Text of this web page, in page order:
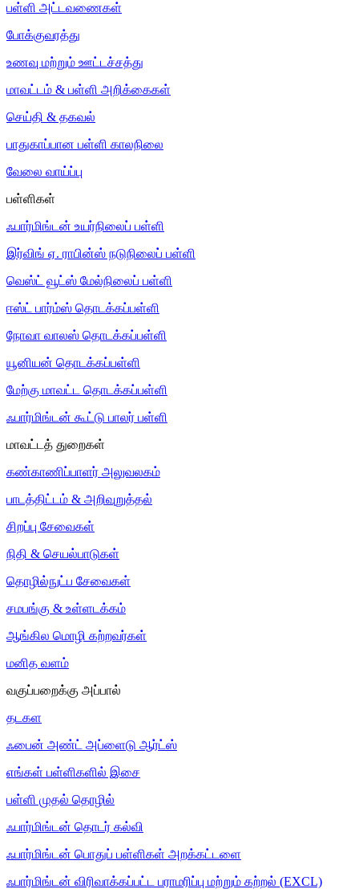
பள்ளி அட்டவணைகள்
போக்குவரத்து
உணவு மற்றும் ஊட்டச்சத்து
மாவட்டம் & பள்ளி அறிக்கைகள்
செய்தி & தகவல்
பாதுகாப்பான பள்ளி காலநிலை
வேலை வாய்ப்பு
பள்ளிகள்
ஃபார்மிங்டன் உயர்நிலைப் பள்ளி
இர்விங் ஏ. ராபின்ஸ் நடுநிலைப் பள்ளி
வெஸ்ட் வூட்ஸ் மேல்நிலைப் பள்ளி
ஈஸ்ட் பார்ம்ஸ் தொடக்கப்பள்ளி
நோவா வாலஸ் தொடக்கப்பள்ளி
யூனியன் தொடக்கப்பள்ளி
மேற்கு மாவட்ட தொடக்கப்பள்ளி
ஃபார்மிங்டன் கூட்டு பாலர் பள்ளி
மாவட்டத் துறைகள்
கண்காணிப்பாளர் அலுவலகம்
பாடத்திட்டம் & அறிவுறுத்தல்
சிறப்பு சேவைகள்
நிதி & செயல்பாடுகள்
தொழில்நுட்ப சேவைகள்
சமபங்கு & உள்ளடக்கம்
ஆங்கில மொழி கற்றவர்கள்
மனித வளம்
வகுப்பறைக்கு அப்பால்
தடகள
ஃபைன் அண்ட் அப்ளைடு ஆர்ட்ஸ்
எங்கள் பள்ளிகளில் இசை
பள்ளி முதல் தொழில்
ஃபார்மிங்டன் தொடர் கல்வி
ஃபார்மிங்டன் பொதுப் பள்ளிகள் அறக்கட்டளை
ஃபார்மிங்டன் விரிவாக்கப்பட்ட பராமரிப்பு மற்றும் கற்றல் (EXCL)